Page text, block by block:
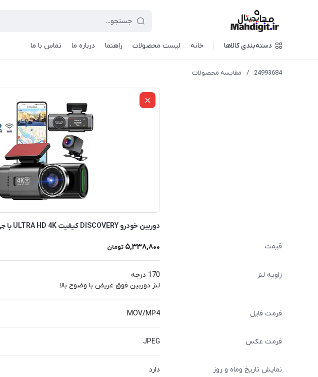
دسته‌بندی کالاها خانه لیست محصولات راهنما درباره ما تماس با ما
24993684
/ مقایسه محصولات
دوربین خودرو DISCOVERY کیفیت ULTRA HD 4K با جی پی اس
قیمت 5,338,800 تومان
زاویه لنز
170 درجه
لنز دوربین فوق عریض با وضوح بالا
فرمت فایل MOV/MP4
فرمت عکس JPEG
نمایش تاریخ وماه و روز دارد